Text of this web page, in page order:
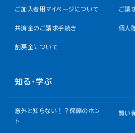
ご加入者用マイページについて ご請
共済金のご請求手続き 個人
割戻金について​
知る・学ぶ
意外と知らない！？保障のホン
ト
賢い